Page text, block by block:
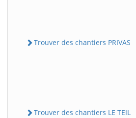
Trouver des chantiers PRIVAS
Trouver des chantiers LE TEIL